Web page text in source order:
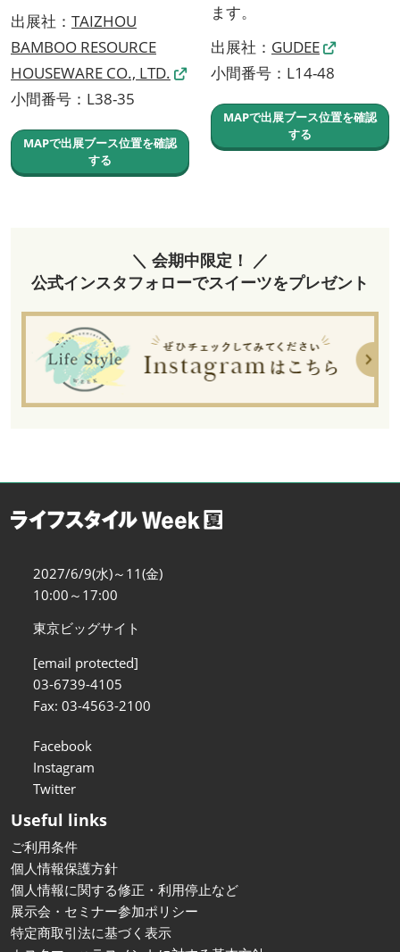
出展社： TAIZHOU
BAMBOO RESOURCE
HOUSEWARE CO., LTD.
小間番号：L38-35
MAPで出展ブース位置を確認
する
ます。
出展社： GUDEE
小間番号：L14-48
MAPで出展ブース位置を確認
する
＼ 会期中限定！ ／
公式インスタフォローでスイーツをプレゼント
2027/6/9(水)～11(金)
10:00～17:00
東京ビッグサイト
[email protected]
03-6739-4105
Fax: 03-4563-2100
Facebook
Instagram
Twitter
Useful links
ご利用条件
個人情報保護方針
個人情報に関する修正・利用停止など
展示会・セミナー参加ポリシー
特定商取引法に基づく表示